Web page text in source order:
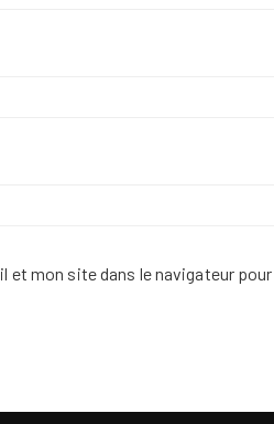
et mon site dans le navigateur